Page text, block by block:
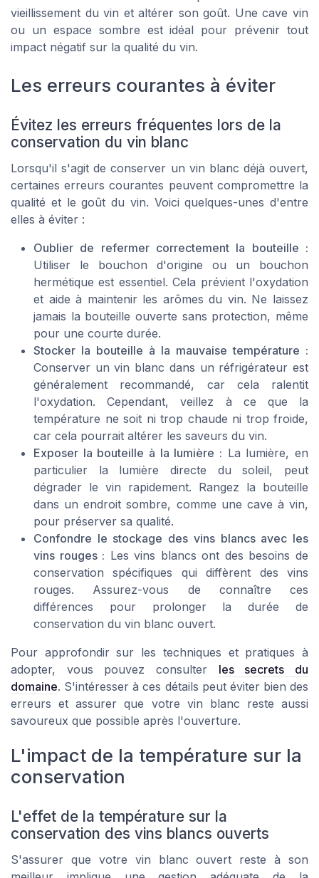
vieillissement du vin et altérer son goût. Une cave vin
ou un espace sombre est idéal pour prévenir tout
impact négatif sur la qualité du vin.
Les erreurs courantes à éviter
Évitez les erreurs fréquentes lors de la
conservation du vin blanc
Lorsqu'il s'agit de conserver un vin blanc déjà ouvert,
certaines erreurs courantes peuvent compromettre la
qualité et le goût du vin. Voici quelques-unes d'entre
elles à éviter :
Oublier de refermer correctement la bouteille :
Utiliser le bouchon d'origine ou un bouchon
hermétique est essentiel. Cela prévient l'oxydation
et aide à maintenir les arômes du vin. Ne laissez
jamais la bouteille ouverte sans protection, même
pour une courte durée.
Stocker la bouteille à la mauvaise température :
Conserver un vin blanc dans un réfrigérateur est
généralement recommandé, car cela ralentit
l'oxydation. Cependant, veillez à ce que la
température ne soit ni trop chaude ni trop froide,
car cela pourrait altérer les saveurs du vin.
Exposer la bouteille à la lumière : La lumière, en
particulier la lumière directe du soleil, peut
dégrader le vin rapidement. Rangez la bouteille
dans un endroit sombre, comme une cave à vin,
pour préserver sa qualité.
Confondre le stockage des vins blancs avec les
vins rouges : Les vins blancs ont des besoins de
conservation spécifiques qui diffèrent des vins
rouges. Assurez-vous de connaître ces
différences pour prolonger la durée de
conservation du vin blanc ouvert.
Pour approfondir sur les techniques et pratiques à
adopter, vous pouvez consulter les secrets du
domaine. S'intéresser à ces détails peut éviter bien des
erreurs et assurer que votre vin blanc reste aussi
savoureux que possible après l'ouverture.
L'impact de la température sur la
conservation
L'effet de la température sur la
conservation des vins blancs ouverts
S'assurer que votre vin blanc ouvert reste à son